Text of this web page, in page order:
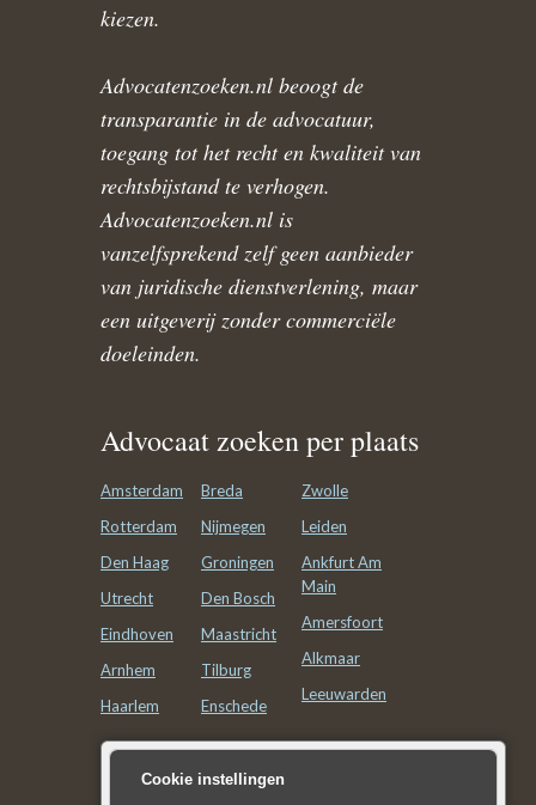
kiezen.
Advocatenzoeken.nl beoogt de
transparantie in de advocatuur,
toegang tot het recht en kwaliteit van
rechtsbijstand te verhogen.
Advocatenzoeken.nl is
vanzelfsprekend zelf geen aanbieder
van juridische dienstverlening, maar
een uitgeverij zonder commerciële
doeleinden.
Advocaat zoeken per plaats
Amsterdam
Rotterdam
Den Haag
Utrecht
Eindhoven
Arnhem
Haarlem
Breda
Nijmegen
Groningen
Den Bosch
Maastricht
Tilburg
Enschede
Zwolle
Leiden
Ankfurt Am
Main
Amersfoort
Alkmaar
Leeuwarden
Advocatenkantoor zoeken
Cookie instellingen